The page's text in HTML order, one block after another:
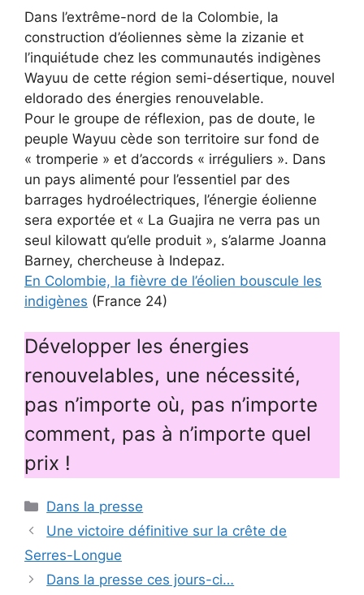
Dans l’extrême-nord de la Colombie, la
construction d’éoliennes sème la zizanie et
l’inquiétude chez les communautés indigènes
Wayuu de cette région semi-désertique, nouvel
eldorado des énergies renouvelable.
Pour le groupe de réflexion, pas de doute, le
peuple Wayuu cède son territoire sur fond de
« tromperie » et d’accords « irréguliers ». Dans
un pays alimenté pour l’essentiel par des
barrages hydroélectriques, l’énergie éolienne
sera exportée et « La Guajira ne verra pas un
seul kilowatt qu’elle produit », s’alarme Joanna
Barney, chercheuse à Indepaz.
En Colombie, la fièvre de l’éolien bouscule les
indigènes (France 24)
Développer les énergies
renouvelables, une nécessité,
pas n’importe où, pas n’importe
comment, pas à n’importe quel
prix !
Catégories
Dans la presse
Une victoire définitive sur la crête de
Serres-Longue
Dans la presse ces jours-ci…